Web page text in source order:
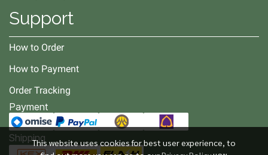
This website uses cookies for best user experience, to
Support
How to Order
How to Payment
Order Tracking
Payment
Shipping